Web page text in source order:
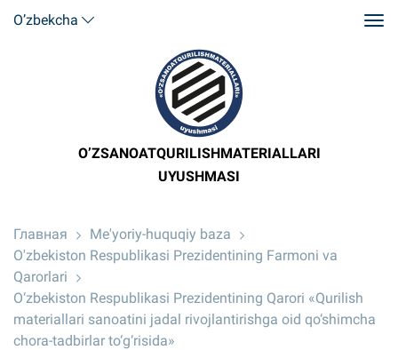
O’zbekcha
O’ZSANOATQURILISHMATERIALLARI
UYUSHMASI
Главная
Me'yoriy-huquqiy baza
O'zbekiston Respublikasi Prezidentining Farmoni va
Qarorlari
O‘zbekiston Respublikasi Prezidentining Qarori «Qurilish
materiallari sanoatini jadal rivojlantirishga oid qo‘shimcha
chora-tadbirlar to‘g‘risida»